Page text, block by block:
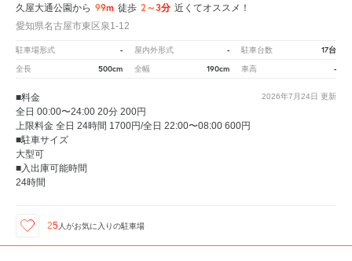
久屋大通公園から 99m 徒歩 2～3分 近くてオススメ！
愛知県名古屋市東区泉1-12
駐車場形式 - 屋内外形式 - 駐車台数 17台
全長 500cm 全幅 190cm 車高 -
2026年7月24日 更新
■料金
全日 00:00〜24:00 20分 200円
上限料金 全日 24時間 1700円/全日 22:00〜08:00 600円
■駐車サイズ
大型可
■入出庫可能時間
24時間
25 人がお気に入りの駐車場